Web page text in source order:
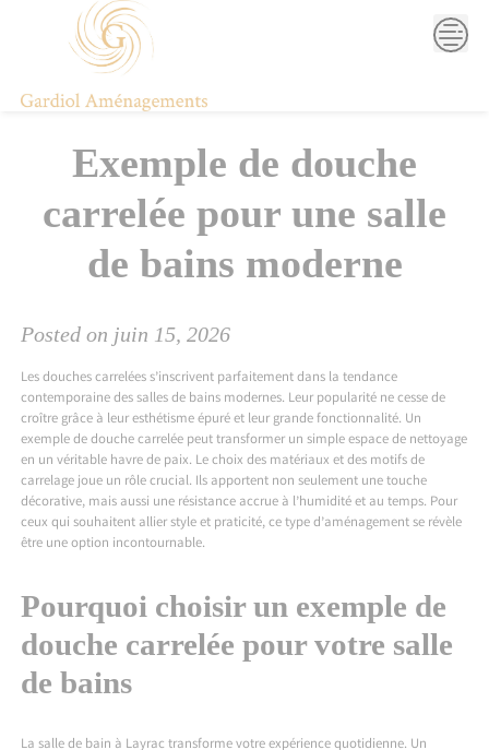
Exemple de douche
carrelée pour une salle
de bains moderne
Posted on juin 15, 2026
Les douches carrelées s’inscrivent parfaitement dans la tendance
contemporaine des salles de bains modernes. Leur popularité ne cesse de
croître grâce à leur esthétisme épuré et leur grande fonctionnalité. Un
exemple de douche carrelée peut transformer un simple espace de nettoyage
en un véritable havre de paix. Le choix des matériaux et des motifs de
carrelage joue un rôle crucial. Ils apportent non seulement une touche
décorative, mais aussi une résistance accrue à l’humidité et au temps. Pour
ceux qui souhaitent allier style et praticité, ce type d’aménagement se révèle
être une option incontournable.
Pourquoi choisir un exemple de
douche carrelée pour votre salle
de bains
Lasalle de bain à Layrac transforme votre expérience quotidienne. Un